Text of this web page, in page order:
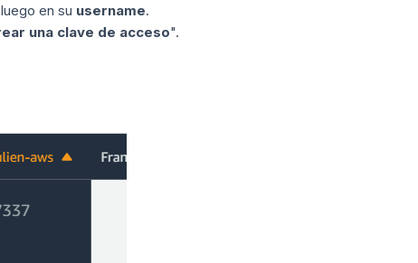
en su username.
una clave de acceso".